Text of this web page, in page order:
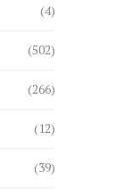
(4)
(502)
(266)
(12)
(39)